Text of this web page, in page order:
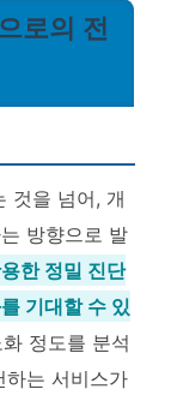
로의 전
것을 넘어, 개
방향으로 발
한 정밀 진단
기대할 수 있
정도를 분석
하는 서비스가